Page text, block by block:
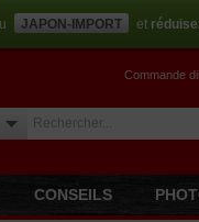
JAPON-IMPORT et
Commande
CONSEILS